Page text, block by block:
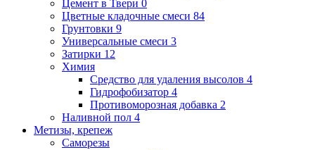
Цемент в Твери 0
Цветные кладочные смеси 84
Грунтовки 9
Универсальные смеси 3
Затирки 12
Химия
Средство для удаления высолов 4
Гидрофобизатор 4
Противоморозная добавка 2
Наливной пол 4
Метизы, крепеж
Саморезы